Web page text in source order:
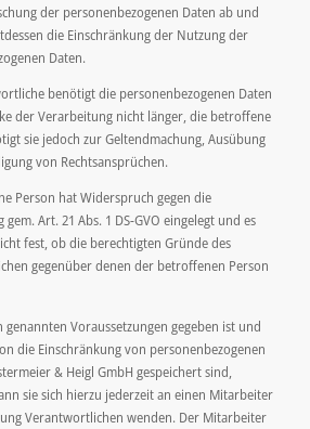
der personenbezogenen Daten ab und
die Einschränkung der Nutzung der
Daten.
benötigt die personenbezogenen Daten
der Verarbeitung nicht länger, die betroffene
sie jedoch zur Geltendmachung, Ausübung
von Rechtsansprüchen.
Person hat Widerspruch gegen die
Art. 21 Abs. 1 DS-GVO eingelegt und es
fest, ob die berechtigten Gründe des
gegenüber denen der betroffenen Person
Voraussetzungen gegeben ist und
die Einschränkung von personenbezogenen
& Heigl GmbH gespeichert sind,
sie sich hierzu jederzeit an einen Mitarbeiter
Verantwortlichen wenden. Der Mitarbeiter